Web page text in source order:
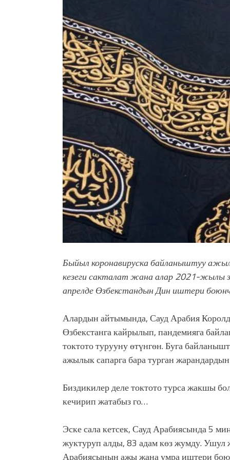
Садыр ЖАПАРОВ:
“Китепкана түнγ-2026”:
менен жолугушууга келиңиз!
Латын арибиндеги
тарыхы жана редакторлору...
“КАРА КЕМПИР”:
Кыргызстандагы эң ири
Royal Central Park'ка 30 миң
Быйыл коронавируска байланыштуу
кезеги сакталат жана алар 2021-жылы
апрелде Өзбекстандын Дин иштери
Алардын айтымында, Сауд Арабия
Өзбекстанга кайрылып, пандемияга
токтото турууну өтүнгөн. Буга
ажылык сапарга бара турган
Биздикилер деле токтото турса жакшы
кечирип жатабыз го…
Эске сала кетсек, Сауд Арабиясында 5
жуктуруп алды, 83 адам көз жумду.
Арабиясынын ажы жана умра иштери